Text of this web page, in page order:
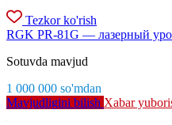
Tezkor ko'rish
RGK PR-81G — лазерный
Sotuvda mavjud
1 000 000 so'mdan
Mavjudligini bilish Xabar